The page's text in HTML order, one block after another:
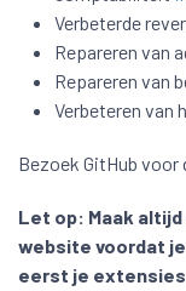
Verbeterde
Repareren van
Repareren van
Verbeteren van
Bezoek GitHub
Let op: Maak
website voordat
eerst je